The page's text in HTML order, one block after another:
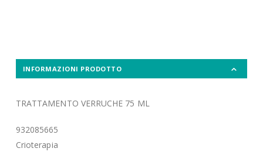
INFORMAZIONI PRODOTTO
TRATTAMENTO VERRUCHE 75 ML
932085665
Crioterapia